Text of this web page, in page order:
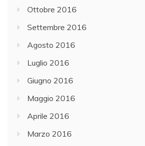
Ottobre 2016
Settembre 2016
Agosto 2016
Luglio 2016
Giugno 2016
Maggio 2016
Aprile 2016
Marzo 2016